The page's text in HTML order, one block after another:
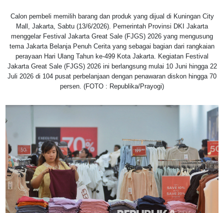
Calon pembeli memilih barang dan produk yang dijual di Kuningan City
Mall, Jakarta, Sabtu (13/6/2026). Pemerintah Provinsi DKI Jakarta
menggelar Festival Jakarta Great Sale (FJGS) 2026 yang mengusung
tema Jakarta Belanja Penuh Cerita yang sebagai bagian dari rangkaian
perayaan Hari Ulang Tahun ke-499 Kota Jakarta. Kegiatan Festival
Jakarta Great Sale (FJGS) 2026 ini berlangsung mulai 10 Juni hingga 22
Juli 2026 di 104 pusat perbelanjaan dengan penawaran diskon hingga 70
persen. (FOTO : Republika/Prayogi)